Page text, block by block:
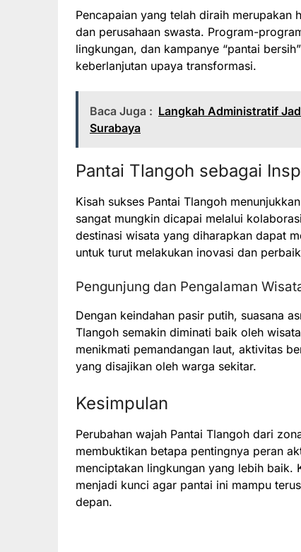
Pencapaian yang telah diraih merupakan
dan perusahaan swasta. Program-
lingkungan, dan kampanye “pantai
keberlanjutan upaya transformasi.
Baca Juga : Langkah Administratif
Surabaya
Pantai Tlangoh sebagai
Kisah sukses Pantai Tlangoh
sangat mungkin dicapai melalui
destinasi wisata yang diharapkan dapat
untuk turut melakukan inovasi dan
Pengunjung dan Pengalaman
Dengan keindahan pasir putih, suasana
Tlangoh semakin diminati baik oleh
menikmati pemandangan laut, aktivitas
yang disajikan oleh warga sekitar.
Kesimpulan
Perubahan wajah Pantai Tlangoh dari
membuktikan betapa pentingnya peran
menciptakan lingkungan yang lebih baik.
menjadi kunci agar pantai ini mampu
depan.